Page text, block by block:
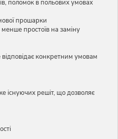
поломок в польових умовах
прошарки
простоїв на заміну
конкретним умовам
решіт, що дозволяє